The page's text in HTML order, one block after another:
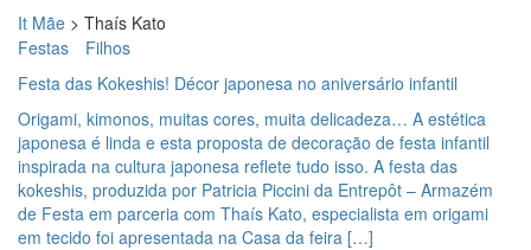
It Mãe > Thaís Kato
Festas
Filhos
Festa das Kokeshis! Décor japonesa no aniversário infantil
Origami, kimonos, muitas cores, muita delicadeza… A estética
japonesa é linda e esta proposta de decoração de festa infantil
inspirada na cultura japonesa reflete tudo isso. A festa das
kokeshis, produzida por Patricia Piccini da Entrepôt – Armazém
de Festa em parceria com Thaís Kato, especialista em origami
em tecido foi apresentada na Casa da feira […]